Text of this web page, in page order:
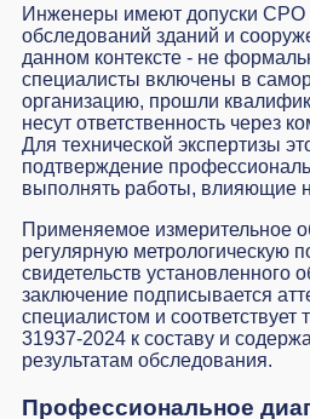
Инженеры имеют допуски СРО
обследований зданий и
данном контексте - не
специалисты включены в
организацию, прошли
несут ответственность через
Для технической экспертизы
подтверждение
выполнять работы, влияющие
Применяемое измерительное
регулярную метрологическую
свидетельств установленного
заключение подписывается
специалистом и
31937-2024 к составу и
результатам обследования.
Профессиональное